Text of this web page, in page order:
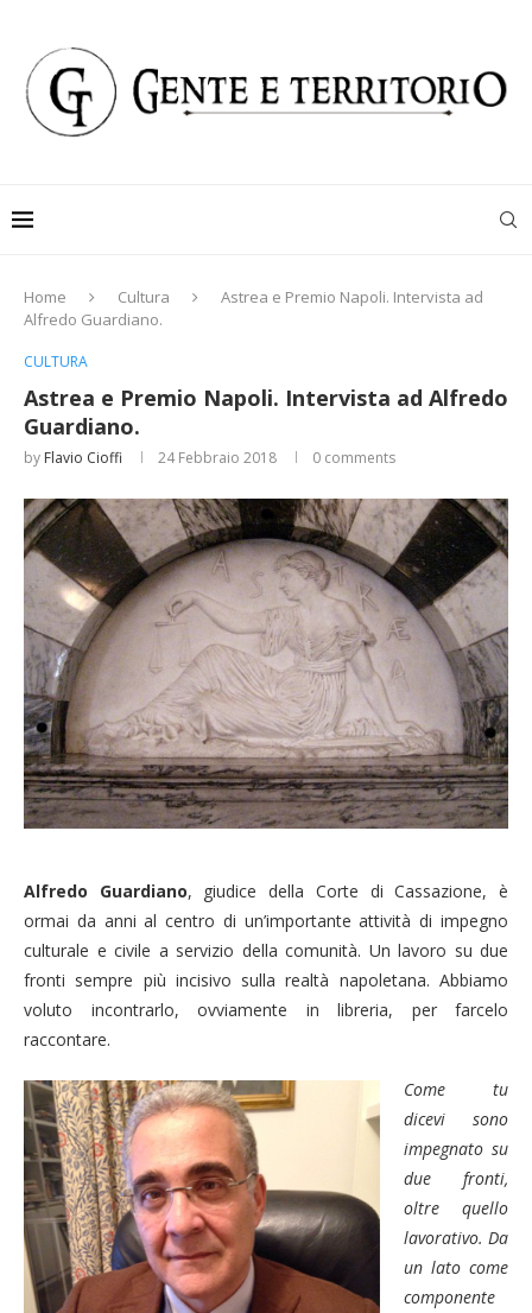
Home Cultura
Astrea e Premio Napoli. Intervista ad
Alfredo Guardiano.
CULTURA
Astrea e Premio Napoli. Intervista ad Alfredo
Guardiano.
by Flavio Cioffi 24 Febbraio 2018 0 comments
Alfredo Guardiano, giudice della Corte di Cassazione, è
ormai da anni al centro di un’importante attività di impegno
culturale e civile a servizio della comunità. Un lavoro su due
fronti sempre più incisivo sulla realtà napoletana. Abbiamo
voluto incontrarlo, ovviamente in libreria, per farcelo
raccontare.
Come tu
dicevi sono
impegnato su
due fronti,
oltre quello
lavorativo. Da
un lato come
componente